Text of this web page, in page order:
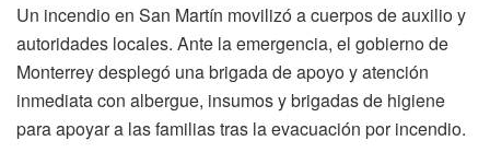
Un incendio en San Martín movilizó a cuerpos de auxilio y
autoridades locales. Ante la emergencia, el gobierno de
Monterrey desplegó una brigada de apoyo y atención
inmediata con albergue, insumos y brigadas de higiene
para apoyar a las familias tras la evacuación por incendio.